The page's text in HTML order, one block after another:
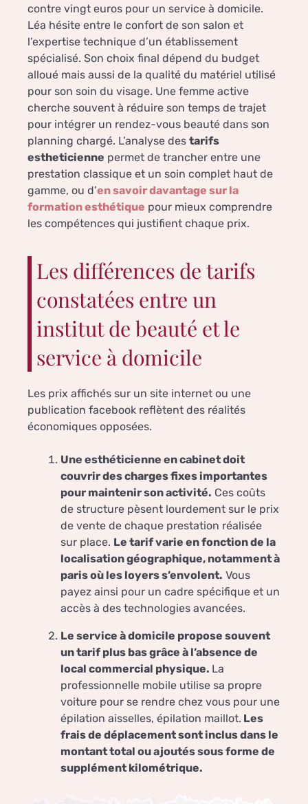
contre vingt euros pour un service à domicile.
Léa hésite entre le confort de son salon et
l’expertise technique d’un établissement
spécialisé. Son choix final dépend du budget
alloué mais aussi de la qualité du matériel utilisé
pour son soin du visage. Une femme active
cherche souvent à réduire son temps de trajet
pour intégrer un rendez-vous beauté dans son
planning chargé. L’analyse des tarifs
estheticienne permet de trancher entre une
prestation classique et un soin complet haut de
gamme, ou d’en savoir davantage sur la
formation esthétique pour mieux comprendre
les compétences qui justifient chaque prix.
Les différences de tarifs
constatées entre un
institut de beauté et le
service à domicile
Les prix affichés sur un site internet ou une
publication facebook reflètent des réalités
économiques opposées.
Une esthéticienne en cabinet doit
couvrir des charges fixes importantes
pour maintenir son activité. Ces coûts
de structure pèsent lourdement sur le prix
de vente de chaque prestation réalisée
sur place. Le tarif varie en fonction de la
localisation géographique, notamment à
paris où les loyers s’envolent. Vous
payez ainsi pour un cadre spécifique et un
accès à des technologies avancées.
Le service à domicile propose souvent
un tarif plus bas grâce à l’absence de
local commercial physique. La
professionnelle mobile utilise sa propre
voiture pour se rendre chez vous pour une
épilation aisselles, épilation maillot. Les
frais de déplacement sont inclus dans le
montant total ou ajoutés sous forme de
supplément kilométrique.